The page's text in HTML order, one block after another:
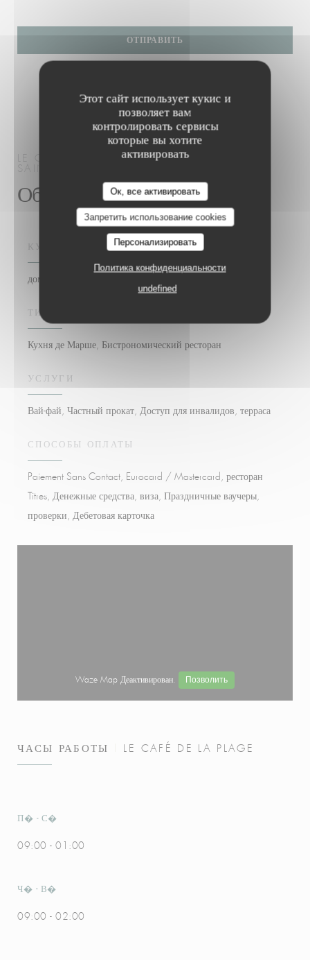
Этот сайт использует кукис и
позволяет вам
контролировать сервисы
которые вы хотите
активировать
Ок, все активировать
Запретить использование cookies
Персонализировать
Политика конфиденциальности
undefined
LE CAFÉ DE LA PLAGEКУХНЯ ДЕ МАРШЕ
SAINT-QUAY-PORTRIEUX
Общая информация
КУХНЯ
домашний, свежий продукт
ТИП ЗАВЕДЕНИЯ
Кухня де Марше, Бистрономический ресторан
УСЛУГИ
Вай-фай, Частный прокат, Доступ для инвалидов, терраса
СПОСОБЫ ОПЛАТЫ
Paiement Sans Contact, Eurocard / Mastercard, ресторан
Titres, Денежные средства, виза, Праздничные ваучеры,
проверки, Дебетовая карточка
Waze Map Деактивирован. Позволить
ЧАСЫ РАБОТЫ LE CAFÉ DE LA PLAGE
П� - С�
09:00 - 01:00
Ч� - В�
09:00 - 02:00
Le Café de la Plage